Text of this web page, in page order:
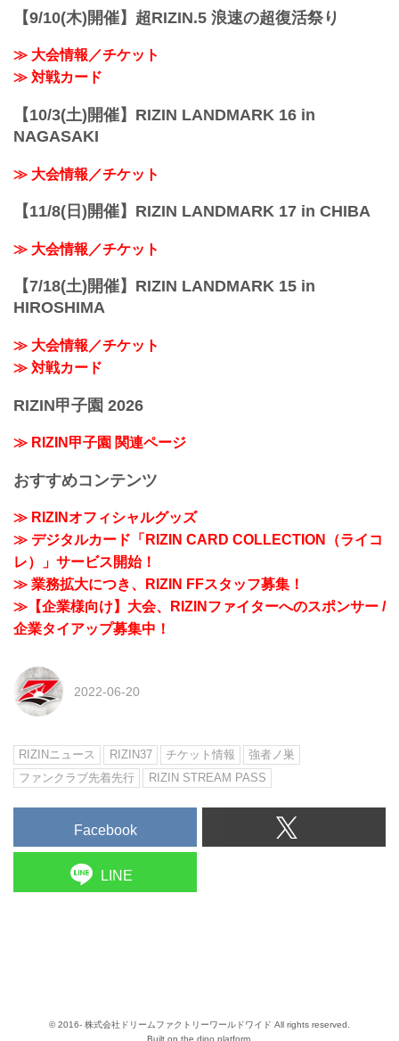
ご了承ください。
会場
...
【9/10(木)開催】超RIZIN.5 浪速の超復活祭り
≫ 大会情報／チケット
≫ 対戦カード
【10/3(土)開催】RIZIN LANDMARK 16 in
NAGASAKI
≫ 大会情報／チケット
【11/8(日)開催】RIZIN LANDMARK 17 in CHIBA
≫ 大会情報／チケット
【7/18(土)開催】RIZIN LANDMARK 15 in
HIROSHIMA
≫ 大会情報／チケット
≫ 対戦カード
RIZIN甲子園 2026
≫ RIZIN甲子園 関連ページ
おすすめコンテンツ
≫ RIZINオフィシャルグッズ
≫ デジタルカード「RIZIN CARD COLLECTION（ライコ
レ）」サービス開始！
≫ 業務拡大につき、RIZIN FFスタッフ募集！
≫【企業様向け】大会、RIZINファイターへのスポンサー /
企業タイアップ募集中！
2022-06-20
RIZINニュース RIZIN37 チケット情報
強者ノ巣
ファンクラブ先着先行
RIZIN STREAM PASS
Facebook
LINE
© 2016- 株式会社ドリームファクトリーワールドワイド All rights reserved.
Built on the dino platform.